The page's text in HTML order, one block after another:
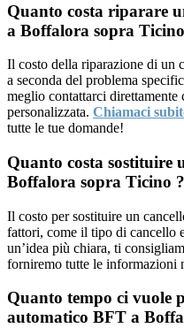
Quanto costa riparare
a Boffalora sopra
Il costo della riparazione di un
a seconda del problema
meglio contattarci
personalizzata. Chiamaci
tutte le tue domande!
Quanto costa sostituire
Boffalora sopra Ticino ?
Il costo per sostituire un
fattori, come il tipo di cancello
un’idea più chiara, ti
forniremo tutte le informazioni
Quanto tempo ci vuole
automatico BFT a